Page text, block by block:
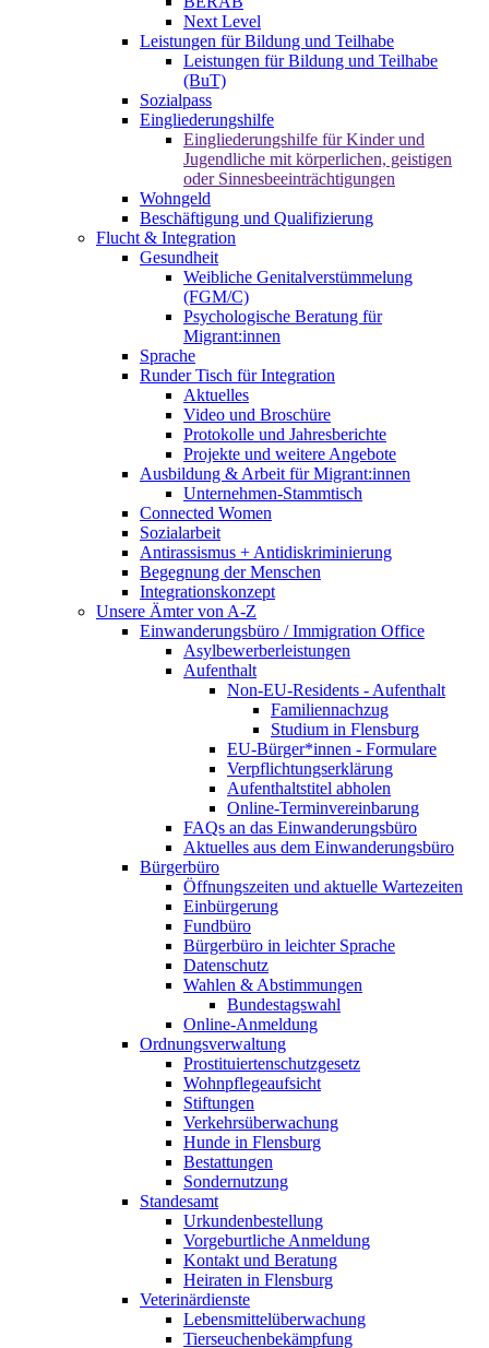
Next Level
Leistungen für Bildung und Teilhabe
Leistungen für Bildung und Teilhabe
(BuT)
Sozialpass
Eingliederungshilfe
Eingliederungshilfe für Kinder und
Jugendliche mit körperlichen, geistigen
oder Sinnesbeeinträchtigungen
Wohngeld
Beschäftigung und Qualifizierung
Flucht & Integration
Gesundheit
Weibliche Genitalverstümmelung
(FGM/C)
Psychologische Beratung für
Migrant:innen
Sprache
Runder Tisch für Integration
Aktuelles
Video und Broschüre
Protokolle und Jahresberichte
Projekte und weitere Angebote
Ausbildung & Arbeit für Migrant:innen
Unternehmen-Stammtisch
Connected Women
Sozialarbeit
Antirassismus + Antidiskriminierung
Begegnung der Menschen
Integrationskonzept
Unsere Ämter von A-Z
Einwanderungsbüro / Immigration Office
Asylbewerberleistungen
Aufenthalt
Non-EU-Residents - Aufenthalt
Familiennachzug
Studium in Flensburg
EU-Bürger*innen - Formulare
Verpflichtungserklärung
Aufenthaltstitel abholen
Online-Terminvereinbarung
FAQs an das Einwanderungsbüro
Aktuelles aus dem Einwanderungsbüro
Bürgerbüro
Öffnungszeiten und aktuelle Wartezeiten
Einbürgerung
Fundbüro
Bürgerbüro in leichter Sprache
Datenschutz
Wahlen & Abstimmungen
Bundestagswahl
Online-Anmeldung
Ordnungsverwaltung
Prostituiertenschutzgesetz
Wohnpflegeaufsicht
Stiftungen
Verkehrsüberwachung
Hunde in Flensburg
Bestattungen
Sondernutzung
Standesamt
Urkundenbestellung
Vorgeburtliche Anmeldung
Kontakt und Beratung
Heiraten in Flensburg
Veterinärdienste
Lebensmittelüberwachung
Tierseuchenbekämpfung